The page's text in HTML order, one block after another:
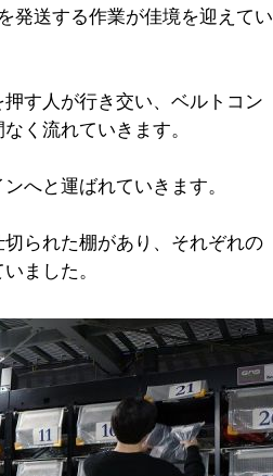
発送する作業が佳境を迎えてい
す人が行き交い、ベルトコン
く流れていきます。
へと運ばれていきます。
られた棚があり、それぞれの
ました。